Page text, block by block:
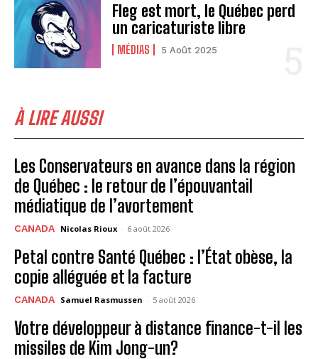
Fleg est mort, le Québec perd
un caricaturiste libre
MÉDIAS 5 Août 2025
À LIRE AUSSI
Les Conservateurs en avance dans la région
de Québec : le retour de l’épouvantail
médiatique de l’avortement
CANADA Nicolas Rioux - 6 août 2026
Petal contre Santé Québec : l’État obèse, la
copie alléguée et la facture
CANADA Samuel Rasmussen - 5 août 2026
Votre développeur à distance finance-t-il les
missiles de Kim Jong-un?